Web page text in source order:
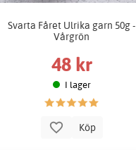
Svarta Fåret Ulrika garn 50g -
Vårgrön
48 kr
I lager
Köp